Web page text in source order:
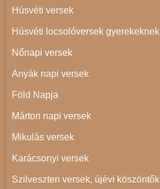
Húsvéti versek
Húsvéti locsolóversek gyerekeknek
Nőnapi versek
Anyák napi versek
Föld Napja
Márton napi versek
Mikulás versek
Karácsonyi versek
Szilveszteri versek, újévi köszöntők